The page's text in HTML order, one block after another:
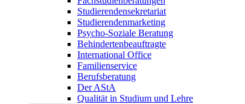
Studierendensekretariat
Studierendenmarketing
Psycho-Soziale Beratung
Behindertenbeauftragte
International Office
Familienservice
Berufsberatung
Der AStA
Qualität in Studium und Lehre